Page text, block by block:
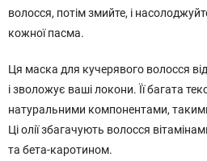
волосся, потім змийте, і
кожної пасма.
Ця маска для кучерявого волосся
і зволожує ваші локони. Її багата
натуральними компонентами,
Ці олії збагачують волосся
та бета-каротином.